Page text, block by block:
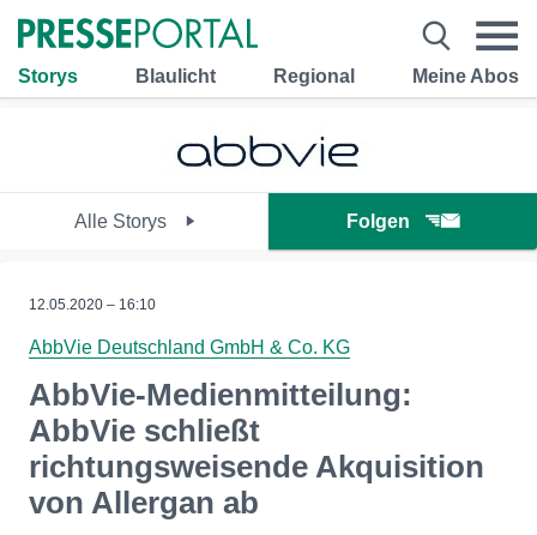
Storys Blaulicht Regional Meine Abos
Alle Storys Folgen
12.05.2020 – 16:10
AbbVie Deutschland GmbH & Co. KG
AbbVie-Medienmitteilung:
AbbVie schließt
richtungsweisende Akquisition
von Allergan ab